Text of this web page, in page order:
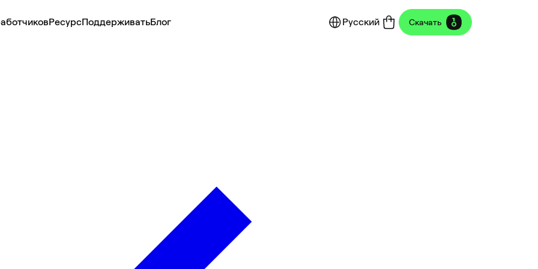
РесурсПоддерживатьБлог Русский Скачать